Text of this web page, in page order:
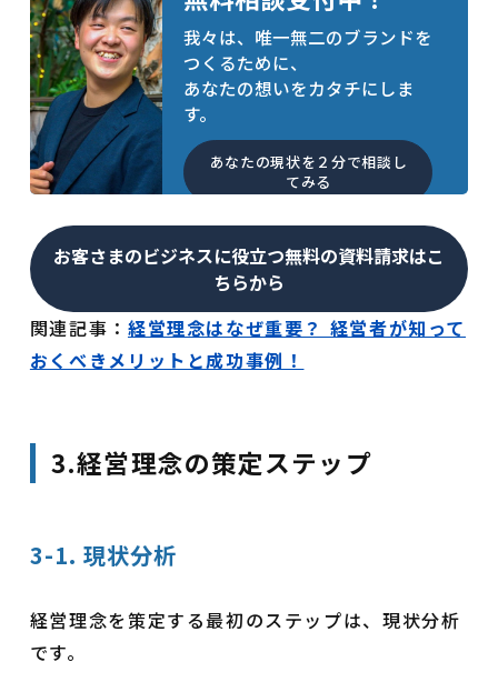
我々は、唯一無二のブランドを
つくるために、
あなたの想いをカタチにしま
す。
あなたの現状を２分で相談し
てみる
お客さまのビジネスに役立つ無料の資料請求はこ
ちらから
関連記事： 経営理念はなぜ重要？ 経営者が知って
おくべきメリットと成功事例！
3.経営理念の策定ステップ
3-1. 現状分析
経営理念を策定する最初のステップは、現状分析
です。